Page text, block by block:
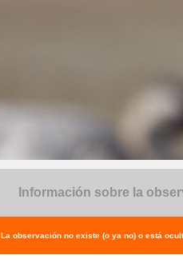
Información sobre la
La observación no existe (o ya no) o está